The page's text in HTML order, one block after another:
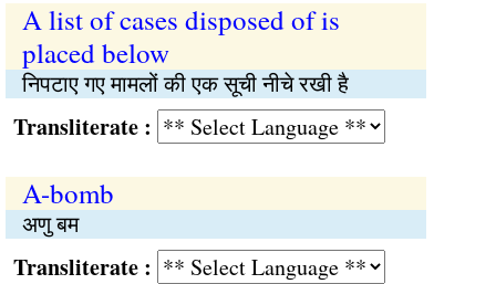
A list of cases disposed of is
placed below
निपटाए गए मामलों की एक सूची नीचे रखी है
:
A-bomb
अणु बम
: